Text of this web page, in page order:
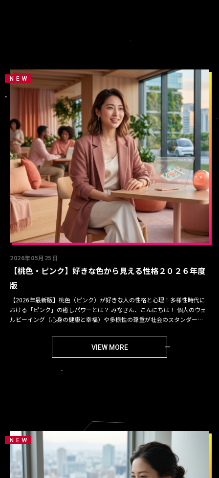
2026年05月25日
【桃色・ピンク】好きな色から見える性格２０２６年度
版
【2026年最新版】桃色（ピンク）が好きな人の性格と心理！多様性時代に
おける「ピンク」の癒しパワーとは？ みなさん、こんにちは！ 個人のウェ
ルビーイング（心身の健康と幸福）や多様性の尊重が社会のスタンダー…
VIEW MORE